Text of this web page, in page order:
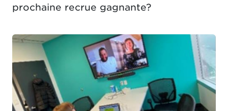
prochaine recrue gagnante?